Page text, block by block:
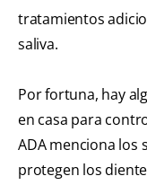
tratamientos
saliva.
Por fortuna, hay
en casa para
ADA menciona los
protegen los